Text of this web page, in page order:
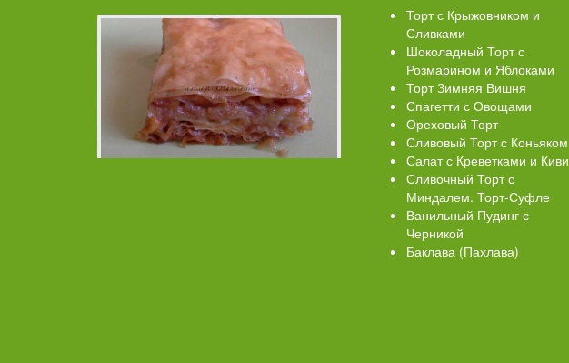
Торт с Крыжовником и
Сливками
Шоколадный Торт с
Розмарином и Яблоками
Торт Зимняя Вишня
Спагетти с Овощами
Ореховый Торт
Сливовый Торт с Коньяком
Салат с Креветками и Киви
Сливочный Торт с
Миндалем. Торт-Суфле
Ванильный Пудинг с
Черникой
Баклава (Пахлава)